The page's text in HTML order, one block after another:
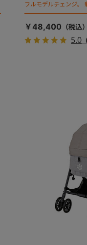
フルモデルチェンジ。
ディング」搭載
￥48,400
5.0